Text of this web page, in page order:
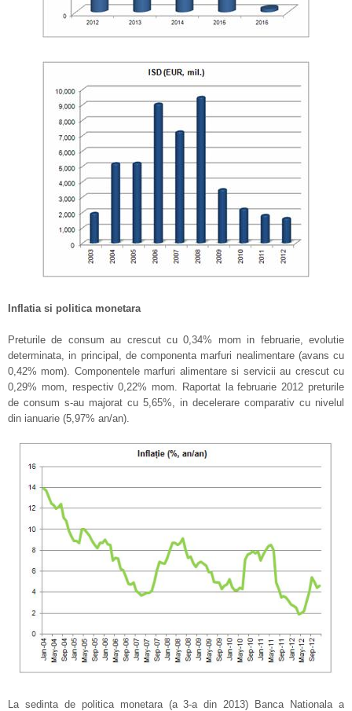
Inflatia si politica monetara
Preturile de consum au crescut cu 0,34% mom in februarie, evolutie
determinata, in principal, de componenta marfuri nealimentare (avans cu
0,42% mom). Componentele marfuri alimentare si servicii au crescut cu
0,29% mom, respectiv 0,22% mom. Raportat la februarie 2012 preturile
de consum s-au majorat cu 5,65%, in decelerare comparativ cu nivelul
din ianuarie (5,97% an/an).
La sedinta de politica monetara (a 3-a din 2013) Banca Nationala a